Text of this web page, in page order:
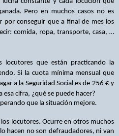
Pero en muchos casos no es
por conseguir que a final de mes los
comida, ropa, transporte, casa, …
locutores que están practicando la
Si la cuota mínima mensual que
a la Seguridad Social es de 256 € y
esa cifra, ¿qué se puede hacer?
que la situación mejore.
locutores. Ocurre en otros muchos
hacen no son defraudadores, ni van